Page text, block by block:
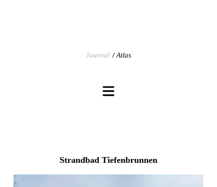
Journal Atlas
Strandbad Tiefenbrunnen